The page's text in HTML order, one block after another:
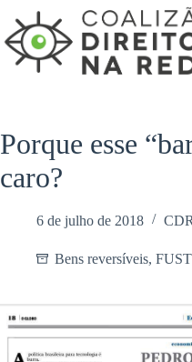
para
o
conteúdo
Porque esse
caro?
6 de julho de 2018
Bens reversíveis, FUST